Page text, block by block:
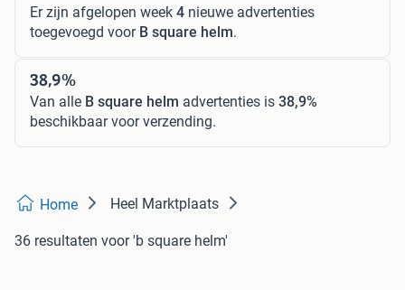
Er zijn afgelopen week 4 nieuwe advertenties
toegevoegd voor B square helm.
38,9%
Van alle B square helm advertenties is 38,9%
beschikbaar voor verzending.
Home Heel Marktplaats
36 resultaten voor 'b square helm'